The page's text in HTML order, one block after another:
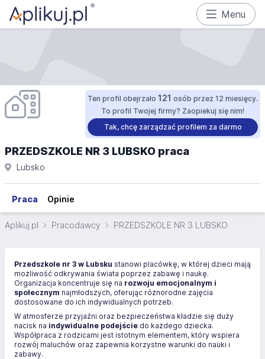
Menu
Ten profil obejrzało 121 osób przez 12 miesięcy.
To profil Twojej firmy? Zaopiekuj się nim!
Tak, chcę zarządzać profilem za darmo
PRZEDSZKOLE NR 3 LUBSKO praca
Lubsko
Praca Opinie
Aplikuj.pl Pracodawcy PRZEDSZKOLE NR 3 LUBSKO
Przedszkole nr 3 w Lubsku stanowi placówkę, w której dzieci mają
możliwość odkrywania świata poprzez zabawę i naukę.
Organizacja koncentruje się na rozwoju emocjonalnym i
społecznym najmłodszych, oferując różnorodne zajęcia
dostosowane do ich indywidualnych potrzeb.
W atmosferze przyjaźni oraz bezpieczeństwa kładzie się duży
nacisk na indywidualne podejście do każdego dziecka.
Współpraca z rodzicami jest istotnym elementem, który wspiera
rozwój maluchów oraz zapewnia korzystne warunki do nauki i
zabawy.